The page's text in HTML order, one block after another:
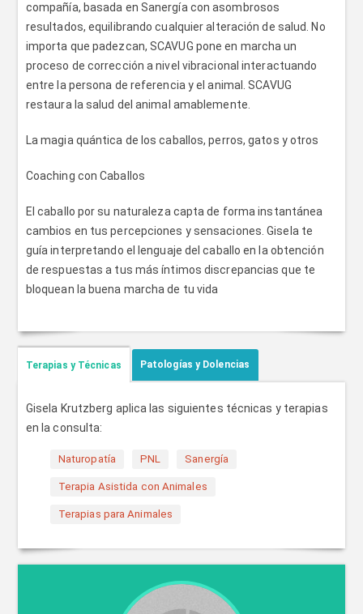
compañía, basada en Sanergía con asombrosos
resultados, equilibrando cualquier alteración de salud. No
importa que padezcan, SCAVUG pone en marcha un
proceso de corrección a nivel vibracional interactuando
entre la persona de referencia y el animal. SCAVUG
restaura la salud del animal amablemente.
La magia quántica de los caballos, perros, gatos y otros
Coaching con Caballos
El caballo por su naturaleza capta de forma instantánea
cambios en tus percepciones y sensaciones. Gisela te
guía interpretando el lenguaje del caballo en la obtención
de respuestas a tus más íntimos discrepancias que te
bloquean la buena marcha de tu vida
Terapias y Técnicas Patologías y Dolencias
Gisela Krutzberg aplica las siguientes técnicas y terapias
en la consulta:
Naturopatía PNL Sanergía
Terapia Asistida con Animales
Terapias para Animales